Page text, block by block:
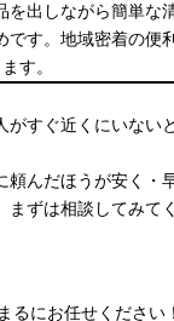
を出しながら簡単な
す。地域密着の便
す。
すぐ近くにいない
んだほうが安く・
ずは相談してみて